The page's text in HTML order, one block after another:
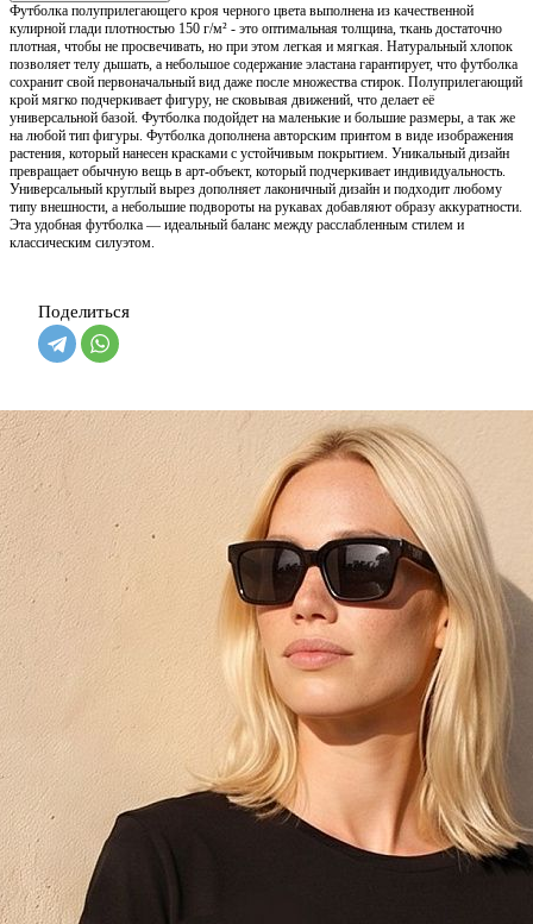
Футболка полуприлегающего кроя черного цвета выполнена из качественной
кулирной глади плотностью 150 г/м² - это оптимальная толщина, ткань достаточно
плотная, чтобы не просвечивать, но при этом легкая и мягкая. Натуральный хлопок
позволяет телу дышать, а небольшое содержание эластана гарантирует, что футболка
сохранит свой первоначальный вид даже после множества стирок. Полуприлегающий
крой мягко подчеркивает фигуру, не сковывая движений, что делает её
универсальной базой. Футболка подойдет на маленькие и большие размеры, а так же
на любой тип фигуры. Футболка дополнена авторским принтом в виде изображения
растения, который нанесен красками с устойчивым покрытием. Уникальный дизайн
превращает обычную вещь в арт-объект, который подчеркивает индивидуальность.
Универсальный круглый вырез дополняет лаконичный дизайн и подходит любому
типу внешности, а небольшие подвороты на рукавах добавляют образу аккуратности.
Эта удобная футболка — идеальный баланс между расслабленным стилем и
классическим силуэтом.
Поделиться